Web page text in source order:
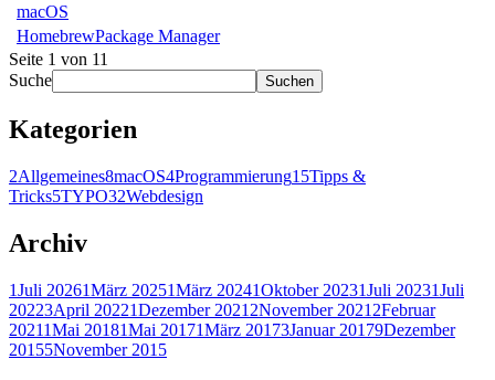
macOS
HomebrewPackage Manager
Seite 1 von 11
Suche
Suchen
Kategorien
2Allgemeines8macOS4Programmierung15Tipps &
Tricks5TYPO32Webdesign
Archiv
1Juli 20261März 20251März 20241Oktober 20231Juli 20231Juli
20223April 20221Dezember 2021 2November 2021 2Februar
20211Mai 20181Mai 20171März 20173Januar 20179Dezember
20155November 2015